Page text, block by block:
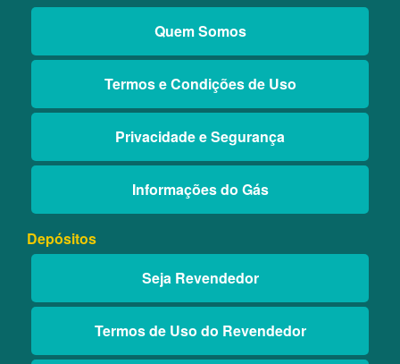
Quem Somos
Termos e Condições de Uso
Privacidade e Segurança
Informações do Gás
Depósitos
Seja Revendedor
Termos de Uso do Revendedor